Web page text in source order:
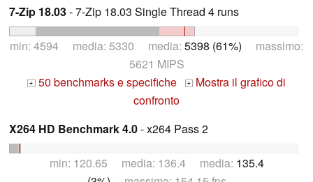
7-Zip 18.03- 7-Zip 18.03 Single Thread 4 runs
min: 4594 media: 5330 media: 5398 (61%) massimo:
5621 MIPS
+ 50 benchmarks e specifiche +
Mostra il grafico di
confronto
X264 HD Benchmark 4.0- x264 Pass 2
min: 120.65 media: 136.4 media: 135.4